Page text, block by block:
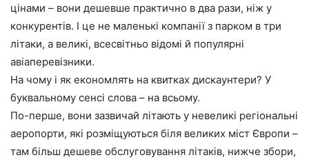
цінами – вони дешевше практично в два рази, ніж у
конкурентів. І це не маленькі компанії з парком в три
літаки, а великі, всесвітньо відомі й популярні
авіаперевізники.
На чому і як економлять на квитках дискаунтери? У
буквальному сенсі слова – на всьому.
По-перше, вони зазвичай літають у невеликі регіональні
аеропорти, які розміщуються біля великих міст Європи –
там більш дешеве обслуговування літаків, нижче збори,